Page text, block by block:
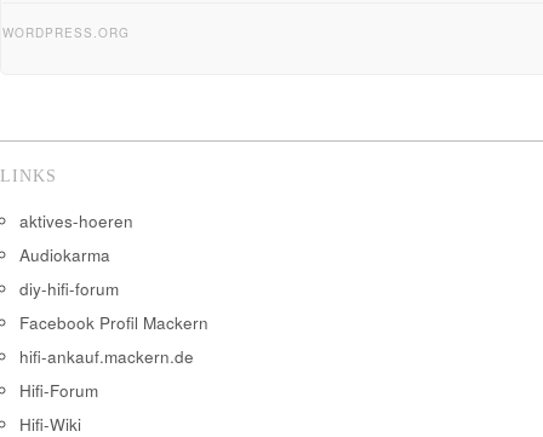
WORDPRESS.ORG
LINKS
aktives-hoeren
Audiokarma
diy-hifi-forum
Facebook Profil Mackern
hifi-ankauf.mackern.de
Hifi-Forum
Hifi-Wiki